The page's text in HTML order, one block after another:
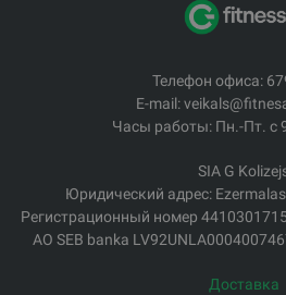
Телефон офиса:
E-mail:
Часы работы: Пн.-Пт. с
SIA G
Юридический адрес:
Регистрационный номер
АО SEB banka
Доставка